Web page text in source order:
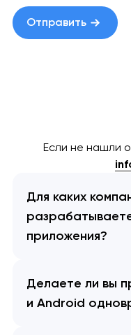
Отправить
Если не нашли
Для каких
приложения?
Делаете ли вы
и Android